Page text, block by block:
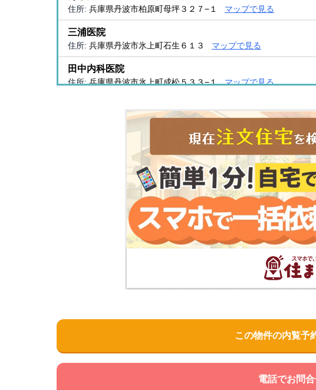
住所: 兵庫県丹波市柏原町母坪３２７−１ マップで見る
三浦医院
住所: 兵庫県丹波市氷上町石生６１３ マップで見る
田中内科医院
住所:兵庫県丹波市氷上町成松５３３−１ マップで見る
兵庫県丹波市氷上町成松４９４−１ マップで見る
兵庫県丹波認知症疾患医療センター
兵庫県丹波市氷上町絹山５１３ マップで見る
兵庫県丹波市氷上町横田３３４−２ マップで見る
兵庫県丹波市氷上町上新庄５３６ マップで見る
田中歯科クリニック
マップで見る
ひかみシルバーホーム
マップで見る
里皮フ科クリニック
マップで見る
この物件の内覧予
電話でお問